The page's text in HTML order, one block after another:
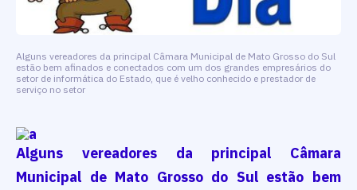
Alguns vereadores da principal Câmara Municipal de Mato Grosso do Sul
estão bem afinados e conectados com um dos grandes empresários do
setor de informática do Estado, que é velho conhecido e prestador de
serviço no setor
Alguns vereadores da principal Câmara
Municipal de Mato Grosso do Sul estão bem